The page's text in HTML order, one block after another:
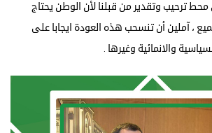
ترحيب وتقدير من قبلنا لأن الوطن يحتاج
، آملين أن تنسحب هذه العودة ايجابا على
والانمائية وغيرها .